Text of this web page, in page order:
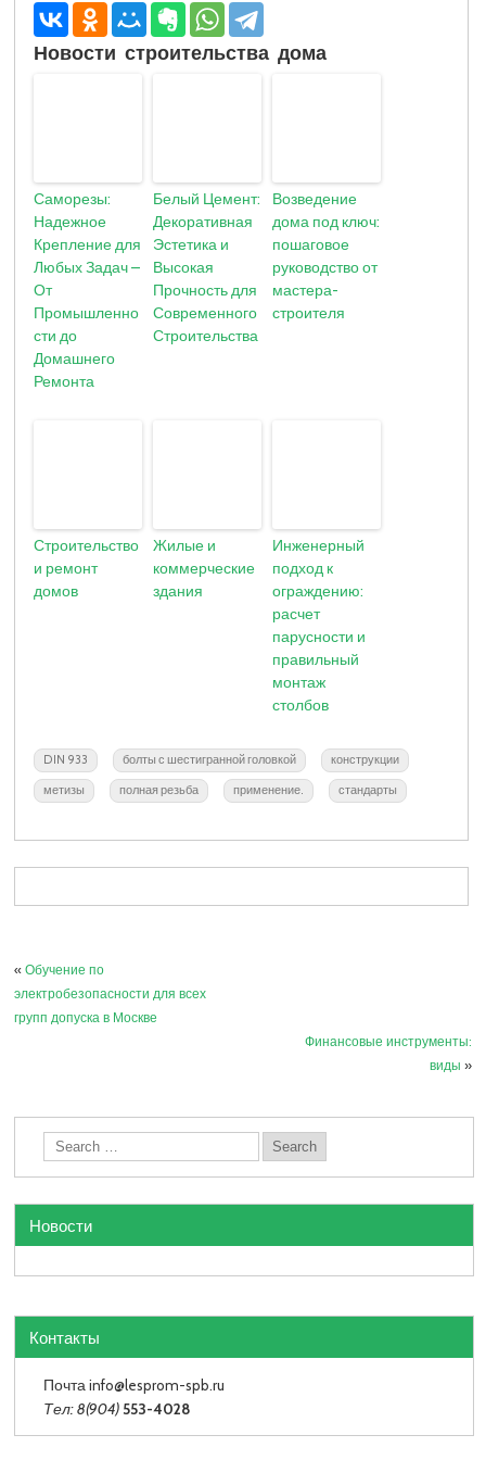
Новости строительства дома
Саморезы:
Надежное
Крепление для
Любых Задач –
От
Промышленно
сти до
Домашнего
Ремонта
Белый Цемент:
Декоративная
Эстетика и
Высокая
Прочность для
Современного
Строительства
Возведение
дома под ключ:
пошаговое
руководство от
мастера-
строителя
Строительство
и ремонт
домов
Жилые и
коммерческие
здания
Инженерный
подход к
ограждению:
расчет
парусности и
правильный
монтаж
столбов
DIN 933 болты с шестигранной головкой конструкции
метизы полная резьба применение. стандарты
«Обучение по
электробезопасности для всех
групп допуска в Москве
Финансовые инструменты:
виды »
Новости
Контакты
Почта info@lesprom-spb.ru
Тел: 8(904) 553-4028